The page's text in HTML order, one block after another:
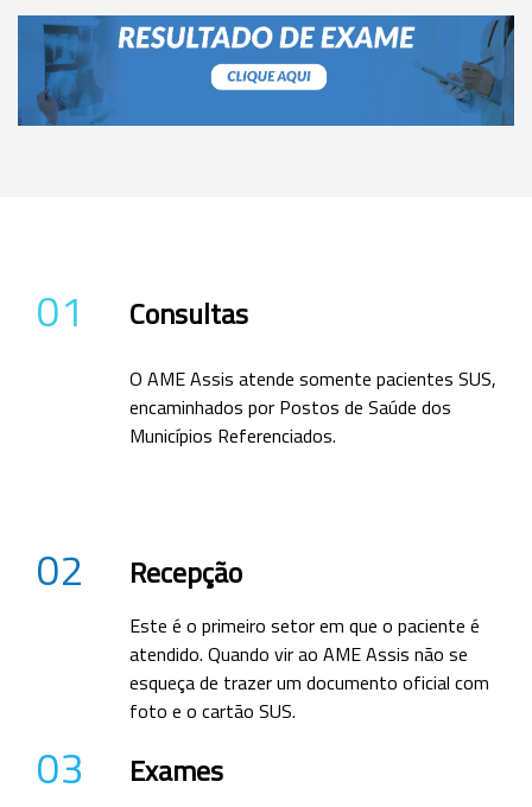
01 Consultas
O AME Assis atende somente pacientes SUS,
encaminhados por Postos de Saúde dos
Municípios Referenciados.
02 Recepção
Este é o primeiro setor em que o paciente é
atendido. Quando vir ao AME Assis não se
esqueça de trazer um documento oficial com
foto e o cartão SUS.
03 Exames